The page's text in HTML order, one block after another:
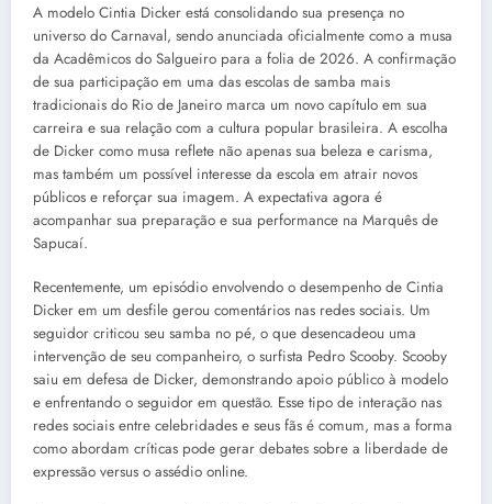
A modelo Cintia Dicker está consolidando sua presença no
universo do Carnaval, sendo anunciada oficialmente como a musa
da Acadêmicos do Salgueiro para a folia de 2026. A confirmação
de sua participação em uma das escolas de samba mais
tradicionais do Rio de Janeiro marca um novo capítulo em sua
carreira e sua relação com a cultura popular brasileira. A escolha
de Dicker como musa reflete não apenas sua beleza e carisma,
mas também um possível interesse da escola em atrair novos
públicos e reforçar sua imagem. A expectativa agora é
acompanhar sua preparação e sua performance na Marquês de
Sapucaí.
Recentemente, um episódio envolvendo o desempenho de Cintia
Dicker em um desfile gerou comentários nas redes sociais. Um
seguidor criticou seu samba no pé, o que desencadeou uma
intervenção de seu companheiro, o surfista Pedro Scooby. Scooby
saiu em defesa de Dicker, demonstrando apoio público à modelo
e enfrentando o seguidor em questão. Esse tipo de interação nas
redes sociais entre celebridades e seus fãs é comum, mas a forma
como abordam críticas pode gerar debates sobre a liberdade de
expressão versus o assédio online.